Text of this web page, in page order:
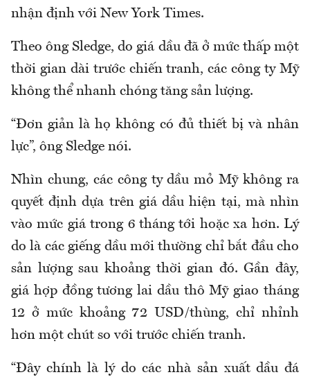
nhận định với New York Times.
Theo ông Sledge, do giá dầu đã ở mức thấp một
thời gian dài trước chiến tranh, các công ty Mỹ
không thể nhanh chóng tăng sản lượng.
“Đơn giản là họ không có đủ thiết bị và nhân
lực”, ông Sledge nói.
Nhìn chung, các công ty dầu mỏ Mỹ không ra
quyết định dựa trên giá dầu hiện tại, mà nhìn
vào mức giá trong 6 tháng tới hoặc xa hơn. Lý
do là các giếng dầu mới thường chỉ bắt đầu cho
sản lượng sau khoảng thời gian đó. Gần đây,
giá hợp đồng tương lai dầu thô Mỹ giao tháng
12 ở mức khoảng 72 USD/thùng, chỉ nhỉnh
hơn một chút so với trước chiến tranh.
“Đây chính là lý do các nhà sản xuất dầu đá